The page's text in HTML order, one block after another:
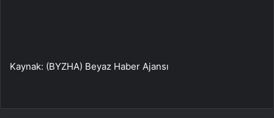
Kaynak: (BYZHA) Beyaz Haber Ajansı